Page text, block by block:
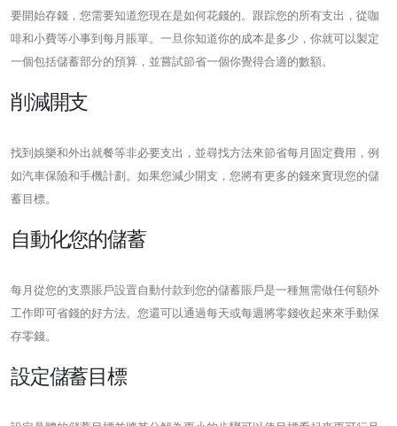
要開始存錢，您需要知道您現在是如何花錢的。跟踪您的所有支出，從咖
啡和小費等小事到每月賬單。一旦你知道你的成本是多少，你就可以製定
一個包括儲蓄部分的預算，並嘗試節省一個你覺得合適的數額。
削減開支
找到娛樂和外出就餐等非必要支出，並尋找方法來節省每月固定費用，例
如汽車保險和手機計劃。如果您減少開支，您將有更多的錢來實現您的儲
蓄目標。
自動化您的儲蓄
每月從您的支票賬戶設置自動付款到您的儲蓄賬戶是一種無需做任何額外
工作即可省錢的好方法。您還可以通過每天或每週將零錢收起來來手動保
存零錢。
設定儲蓄目標